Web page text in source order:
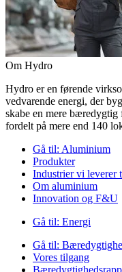
Om Hydro
Hydro er en førende
vedvarende energi, der
skabe en mere
fordelt på mere end 140
Gå til: Aluminium
Produkter
Industrier vi leverer
Om aluminium
Innovation og F&U
Gå til: Energi
Gå til:
Vores tilgang